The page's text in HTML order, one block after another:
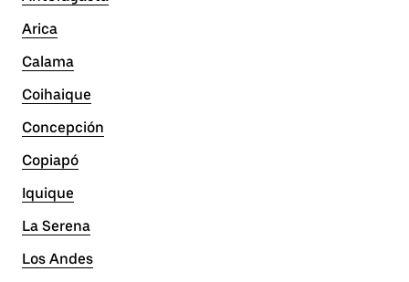
Arica
Calama
Coihaique
Concepción
Copiapó
Iquique
La Serena
Los Andes